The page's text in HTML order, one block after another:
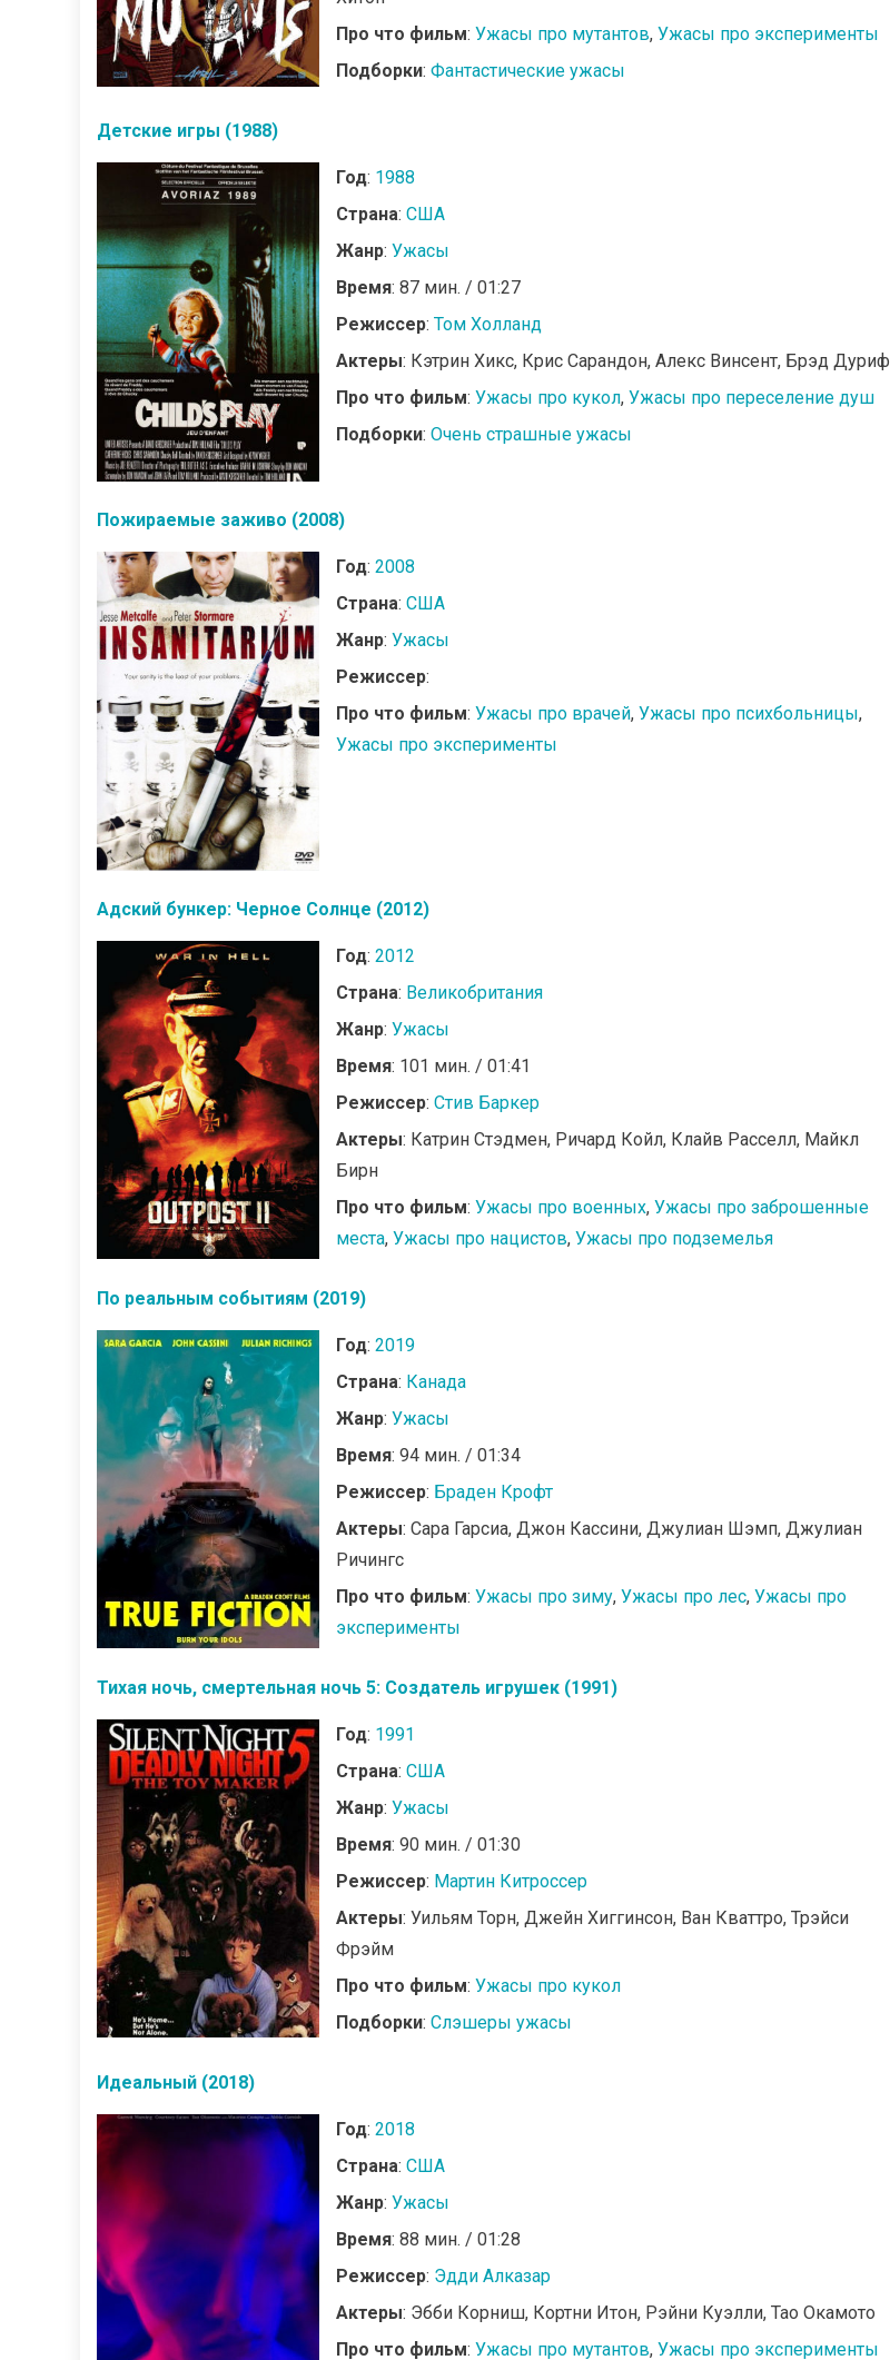
Про что фильм: Ужасы про мутантов, Ужасы про эксперименты
Подборки: Фантастические ужасы
Детские игры (1988)
Год: 1988
Страна: США
Жанр: Ужасы
Время: 87 мин. / 01:27
Режиссер: Том Холланд
Актеры: Кэтрин Хикс, Крис Сарандон, Алекс Винсент, Брэд Дуриф
Про что фильм: Ужасы про кукол, Ужасы про переселение душ
Подборки: Очень страшные ужасы
Пожираемые заживо (2008)
Год: 2008
Страна: США
Жанр: Ужасы
Режиссер:
Про что фильм: Ужасы про врачей, Ужасы про психбольницы,
Ужасы про эксперименты
Адский бункер: Черное Солнце (2012)
Год: 2012
Страна: Великобритания
Жанр: Ужасы
Время: 101 мин. / 01:41
Режиссер: Стив Баркер
Актеры: Катрин Стэдмен, Ричард Койл, Клайв Расселл, Майкл
Бирн
Про что фильм: Ужасы про военных, Ужасы про заброшенные
места, Ужасы про нацистов, Ужасы про подземелья
По реальным событиям (2019)
Год: 2019
Страна: Канада
Жанр: Ужасы
Время: 94 мин. / 01:34
Режиссер: Браден Крофт
Актеры: Сара Гарсиа, Джон Кассини, Джулиан Шэмп, Джулиан
Ричингс
Про что фильм: Ужасы про зиму, Ужасы про лес, Ужасы про
эксперименты
Тихая ночь, смертельная ночь 5: Создатель игрушек (1991)
Год: 1991
Страна: США
Жанр: Ужасы
Время: 90 мин. / 01:30
Режиссер: Мартин Китроссер
Актеры: Уильям Торн, Джейн Хиггинсон, Ван Кваттро, Трэйси
Фрэйм
Про что фильм: Ужасы про кукол
Подборки: Слэшеры ужасы
Идеальный (2018)
Год: 2018
Страна: США
Жанр: Ужасы
Время: 88 мин. / 01:28
Режиссер: Эдди Алказар
Актеры: Эбби Корниш, Кортни Итон, Рэйни Куэлли, Тао Окамото
Про что фильм: Ужасы про мутантов, Ужасы про эксперименты